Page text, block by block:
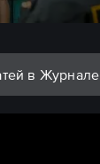
в Журнале